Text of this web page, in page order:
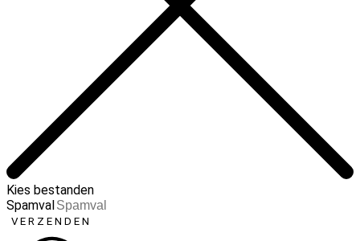
Kies bestanden
Spamval
VERZENDEN